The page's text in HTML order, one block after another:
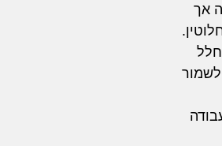
אך
לשמור